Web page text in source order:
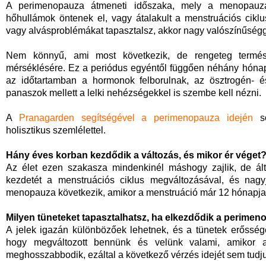
A perimenopauza átmeneti időszaka, mely a
hőhullámok öntenek el, vagy átalakult a menstruációs
vagy alvásproblémákat tapasztalsz, akkor nagy
Nem könnyű, ami most következik, de rengeteg
mérséklésére. Ez a periódus egyéntől függően néhány
az időtartamban a hormonok felborulnak, az ösztrogén-
panaszok mellett a lelki nehézségekkel is szembe kell nézni.
A Pranagarden segítségével a perimenopauza idején
holisztikus szemlélettel.
Hány éves korban kezdődik a változás, és mikor ér véget?
Az élet ezen szakasza mindenkinél máshogy zajlik, de
kezdetét a menstruációs ciklus megváltozásával, és
menopauza következik, amikor a menstruáció már 12
Milyen tüneteket tapasztalhatsz, ha elkezdődik a
A jelek igazán különbözőek lehetnek, és a tünetek
hogy megváltozott bennünk és velünk valami, amikor
meghosszabbodik, ezáltal a következő vérzés idejét sem